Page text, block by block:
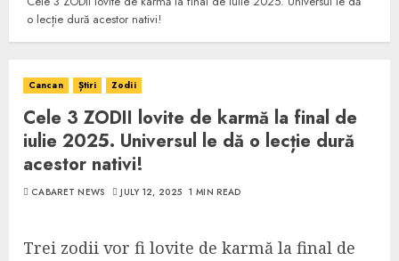
o lecție dură acestor nativi!
Cancan Știri Zodii
Cele 3 ZODII lovite de karmă la final de
iulie 2025. Universul le dă o lecție dură
acestor nativi!
CABARET NEWS JULY 12, 2025 1 MIN READ
Trei zodii vor fi lovite de karmă la final de